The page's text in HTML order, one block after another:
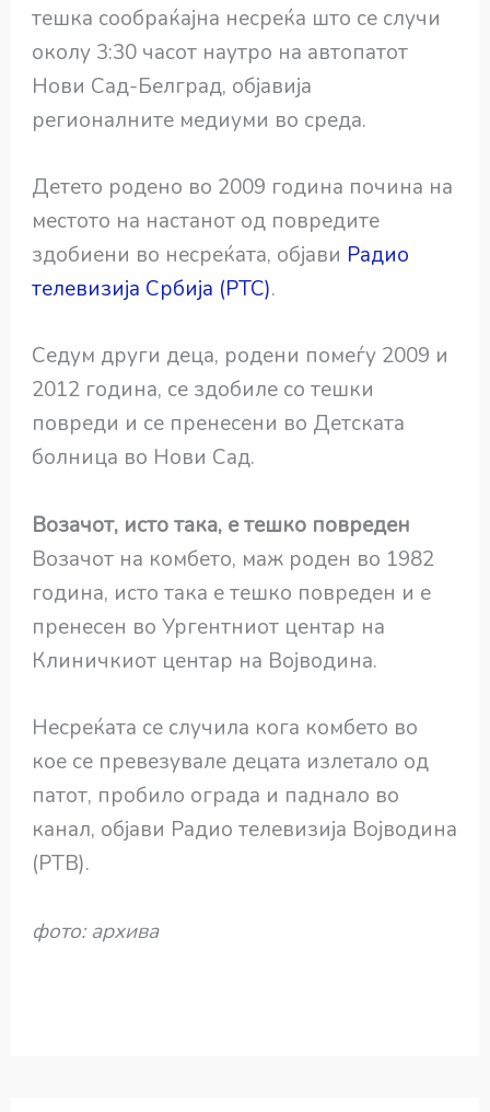
тешка сообраќајна несреќа што се случи
околу 3:30 часот наутро на автопатот
Нови Сад-Белград, објавија
регионалните медиуми во среда.
Детето родено во 2009 година почина на
местото на настанот од повредите
здобиени во несреќата, објави Радио
телевизија Србија (РТС).
Седум други деца, родени помеѓу 2009 и
2012 година, се здобиле со тешки
повреди и се пренесени во Детската
болница во Нови Сад.
Возачот, исто така, е тешко повреден
Возачот на комбето, маж роден во 1982
година, исто така е тешко повреден и е
пренесен во Ургентниот центар на
Клиничкиот центар на Војводина.
Несреќата се случила кога комбето во
кое се превезувале децата излетало од
патот, пробило ограда и паднало во
канал, објави Радио телевизија Војводина
(РТВ).
фото: архива